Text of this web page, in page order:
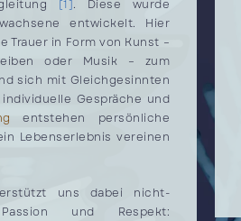
[1]. Diese wurde
entwickelt. Hier
Trauer in Form von Kunst –
oder Musik – zum
sich mit Gleichgesinnten
Gespräche und
entstehen persönliche
Lebenserlebnis vereinen
uns dabei nicht-
und Respekt: